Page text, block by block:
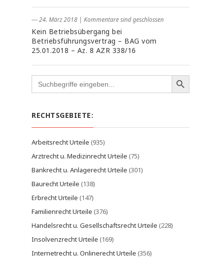
― 24. März 2018 | Kommentare sind geschlossen
Kein Betriebsübergang bei
Betriebsführungsvertrag – BAG vom
25.01.2018 – Az. 8 AZR 338/16
Search
for:
RECHTSGEBIETE:
Arbeitsrecht Urteile (935)
Arztrecht u. Medizinrecht Urteile (75)
Bankrecht u. Anlagerecht Urteile (301)
Baurecht Urteile (138)
Erbrecht Urteile (147)
Familienrecht Urteile (376)
Handelsrecht u. Gesellschaftsrecht Urteile (228)
Insolvenzrecht Urteile (169)
Internetrecht u. Onlinerecht Urteile (356)